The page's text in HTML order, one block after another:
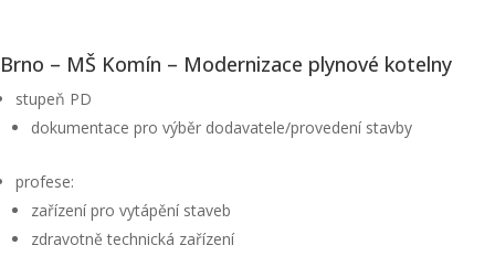
Brno – MŠ Komín – Modernizace plynové kotelny
stupeň PD
dokumentace pro výběr dodavatele/provedení stavby
profese:
zařízení pro vytápění staveb
zdravotně technická zařízení